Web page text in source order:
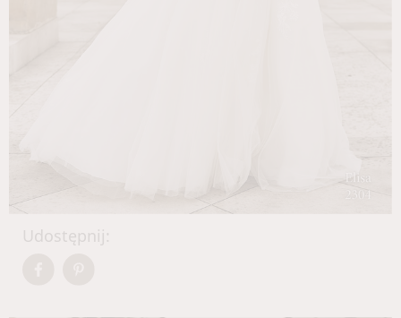
Udostępnij: